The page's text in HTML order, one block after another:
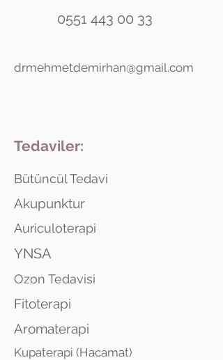
0551 443 00 33
drmehmetdemirhan@gmail.com
Tedaviler:
Bütüncül Tedavi
Akupunktur
Auriculoterapi
YNSA
Ozon Tedavisi
Fitoterapi
Aromaterapi
Kupaterapi (Hacamat)